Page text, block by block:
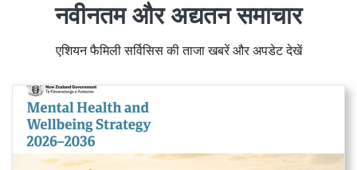
नवीनतम और अद्यतन समाचार
एशियन फैमिली सर्विसिस की ताजा खबरें और अपडेट देखें